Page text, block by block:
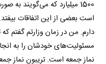
1500 میلیارد که می‌گویند
است بعضی از این اتفاقات
دارم. من در زمان وزارتم گفتم
مسئولیت‌های خودشان را به
نماز جمعه است. تریبون نماز